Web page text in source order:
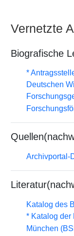
Vernetzte
Biografische
*
Deutschen
Archivportal-
Katalog des
* Katalog der
München